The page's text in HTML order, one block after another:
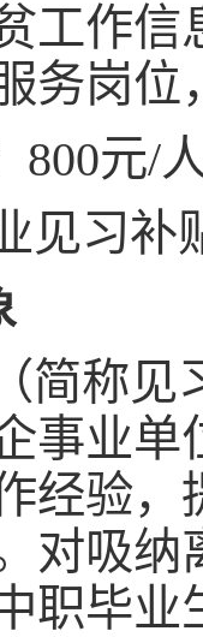
工作
务岗位
800元/
见习补
简称见
事业
经验，
对吸
职毕